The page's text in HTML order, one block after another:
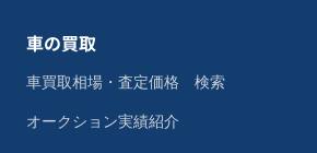
車の買取
車買取相場・査定価格 検索
オークション実績紹介